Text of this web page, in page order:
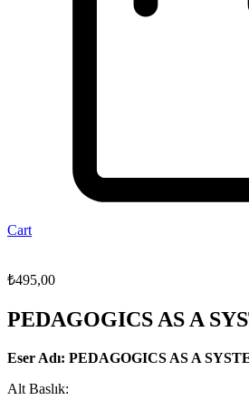
Cart
₺495,00
PEDAGOGICS AS A
Eser Adı: PEDAGOGICS AS A
Alt Baslık: